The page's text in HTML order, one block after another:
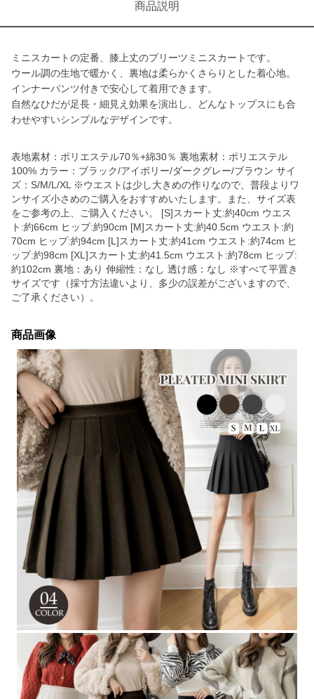
商品説明
ミニスカートの定番、膝上丈のプリーツミニスカートです。
ウール調の生地で暖かく、裏地は柔らかくさらりとした着心地。
インナーパンツ付きで安心して着用できます。
自然なひだが足長・細見え効果を演出し、どんなトップスにも合
わせやすいシンプルなデザインです。
表地素材：ポリエステル70％+綿30％ 裏地素材：ポリエステル
100% カラー：ブラック/アイボリー/ダークグレー/ブラウン サイ
ズ：S/M/L/XL ※ウエストは少し大きめの作りなので、普段よりワ
ンサイズ小さめのご購入をおすすめいたします。また、サイズ表
をご参考の上、ご購入ください。 [S]スカート丈:約40cm ウエス
ト:約66cm ヒップ:約90cm [M]スカート丈:約40.5cm ウエスト:約
70cm ヒップ:約94cm [L]スカート丈:約41cm ウエスト:約74cm ヒ
ップ:約98cm [XL]スカート丈:約41.5cm ウエスト:約78cm ヒップ:
約102cm 裏地：あり 伸縮性：なし 透け感：なし ※すべて平置き
サイズです（採寸方法違いより、多少の誤差がございますので、
ご了承ください）。
商品画像